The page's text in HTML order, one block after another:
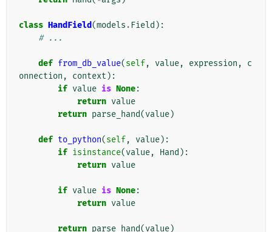
class HandField(models . Field ):
# ...
def from_db_value(self, value, expression ,
c
onnection , context ):
if value is None:
return value
return parse_hand(value)
def to_python(self, value):
if isinstance(value, Hand ):
return value
if value is None:
return value
return parse_hand(value)